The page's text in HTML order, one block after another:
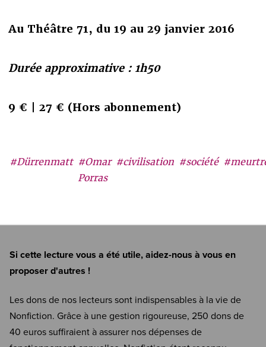
#Dürrenmatt #Omar
Porras
#civilisation #société
Au Théâtre 71, du 19 au 29 janvier 2016
Durée approximative : 1h50
9 € | 27 € (Hors abonnement)
Si cette lecture vous a été utile, aidez-nous à vous en
proposer d'autres !
Les dons de nos lecteurs sont indispensables à la vie de
Nonfiction. Grâce à une gestion rigoureuse, 250 dons de
40 euros suffiraient à assurer nos dépenses de